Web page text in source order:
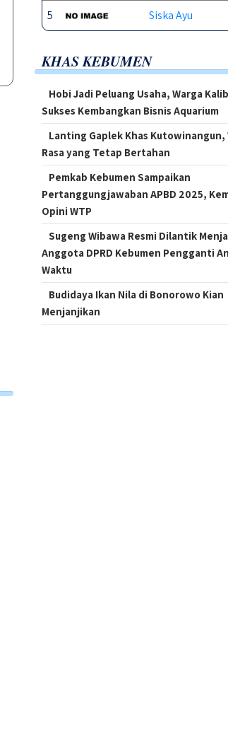
5 Siska Ayu
KHAS KEBUMEN
Hobi Jadi Peluang Usaha, Warga
Sukses Kembangkan Bisnis Aquarium
Lanting Gaplek Khas Kutowinangun,
Rasa yang Tetap Bertahan
Pemkab Kebumen Sampaikan
Pertanggungjawaban APBD 2025,
Opini WTP
Sugeng Wibawa Resmi Dilantik
Anggota DPRD Kebumen Pengganti
Waktu
Budidaya Ikan Nila di Bonorowo Kian
Menjanjikan